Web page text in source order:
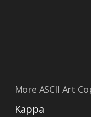
More ASCII Art
Kappa